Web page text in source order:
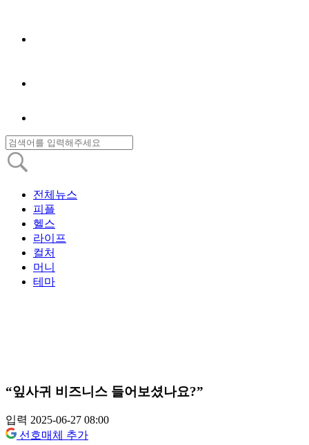
전체뉴스
피플
헬스
라이프
컬처
머니
테마
“잎사귀 비즈니스 들어보셨나요?”
입력 2025-06-27 08:00
선호매체 추가